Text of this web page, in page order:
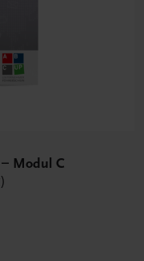
Modul C